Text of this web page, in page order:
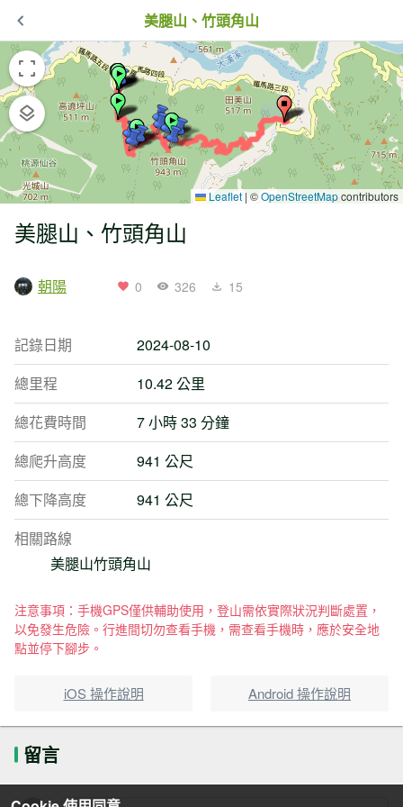
美腿山、竹頭角山
Leaflet | ©OpenStreetMapcontributors
美腿山、竹頭角山
朝陽 0 326 15
記錄日期
2024-08-10
總里程
10.42 公里
總花費時間
7 小時 33 分鐘
總爬升高度
941 公尺
總下降高度
941 公尺
相關路線
美腿山竹頭角山
注意事項：手機GPS僅供輔助使用，登山需依實際狀況判斷處置，
以免發生危險。行進間切勿查看手機，需查看手機時，應於安全地
點並停下腳步。
iOS 操作說明 Android 操作說明
留言